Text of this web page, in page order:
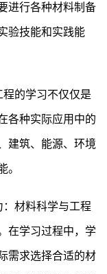
进行各种材料制备
验技能和实践能
的学习不仅仅是
各种实际应用中的
建筑、能源、环境
。
材料科学与工程
在学习过程中，学
需求选择合适的材